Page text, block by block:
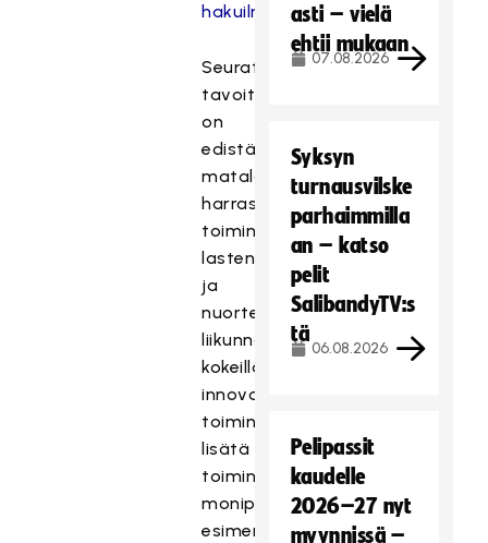
hakuilmoitus.
Seuratuen
tavoitteena
on
edistää
matalan
harrastuskynnyksen
toimintaa
lasten
ja
nuorten
liikunnassa,
kokeilla
innovatiivisia
toimintamalleja,
lisätä
toimintaan
monipuolisuutta
esimerkiksi
asti – vielä
ehtii mukaan
07.08.2026
Syksyn
turnausvilske
parhaimmilla
an – katso
pelit
SalibandyTV:s
tä
06.08.2026
Pelipassit
kaudelle
2026–27 nyt
myynnissä –